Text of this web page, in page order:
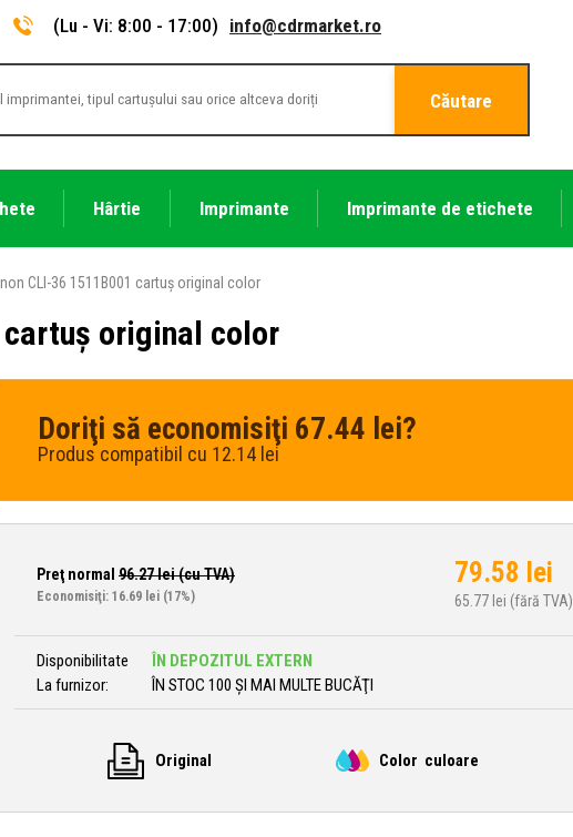
(Lu - Vi: 8:00 - 17:00) info@cdrmarket.ro
Căutare
Hârtie Imprimante Imprimante de etichete
CLI-36 1511B001 cartuș original color
cartuș original color
Doriţi să economisiţi 67.44 lei?
Produs compatibil cu 12.14 lei
Preţ normal 96.27lei (cu TVA)
Economisiţi: 16.69 lei (17%)
79.58 lei
65.77lei (fără TVA)
Disponibilitate
ÎN DEPOZITUL EXTERN
La furnizor:
ÎN STOC 100 ȘI MAI MULTE BUCĂŢI
Original Color culoare